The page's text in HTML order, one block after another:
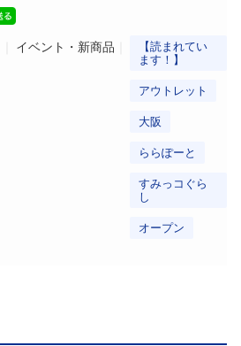
イベント・新商品
【読まれてい
ます！】
アウトレット
大阪
ららぽーと
すみっコぐら
し
オープン